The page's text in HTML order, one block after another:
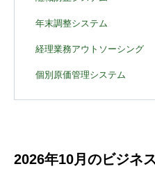
年末調整システム
経理業務アウトソーシング
個別原価管理システム
2026年10月のビジネ